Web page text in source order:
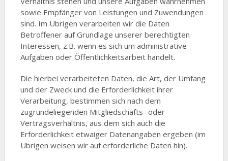
sowie Empfänger von Leistungen und Zuwendungen
sind. Im Übrigen verarbeiten wir die Daten
Betroffener auf Grundlage unserer berechtigten
Interessen, z.B. wenn es sich um administrative
Aufgaben oder Öffentlichkeitsarbeit handelt.
Die hierbei verarbeiteten Daten, die Art, der Umfang
und der Zweck und die Erforderlichkeit ihrer
Verarbeitung, bestimmen sich nach dem
zugrundeliegenden Mitgliedschafts- oder
Vertragsverhältnis, aus dem sich auch die
Erforderlichkeit etwaiger Datenangaben ergeben (im
Übrigen weisen wir auf erforderliche Daten hin).